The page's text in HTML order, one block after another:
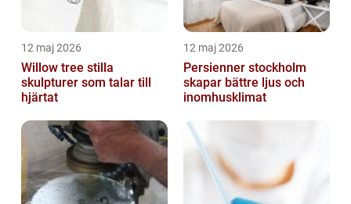
12 maj 2026
Willow tree stilla
skulpturer som talar till
hjärtat
12 maj 2026
Persienner stockholm
skapar bättre ljus och
inomhusklimat